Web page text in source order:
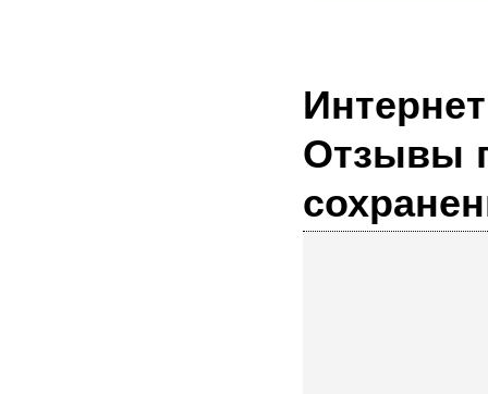
Интернет магазин ювелирных украшений.
Отзывы